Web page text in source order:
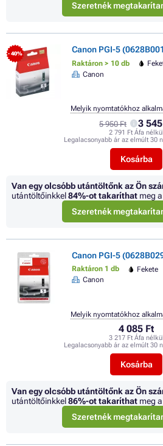
Szeretnék
- 40% Canon PGI-5
Raktáron > 10 db
Canon
5 950 Ft 3
2 791 Ft Áfa nélkül
Legalacsonyabb ár az elmúlt 30
Kosárba
Melyik nyomtatókhoz
Van egy olcsóbb utántöltőnk az Ön
utántöltőinkkel84%-ot takaríthat meg
Szeretnék
Canon PGI-5
Raktáron 1 db Fekete
Canon
4 085 Ft
3 217 Ft Áfa nélkül
Legalacsonyabb ár az elmúlt 30
Kosárba
Melyik nyomtatókhoz
Van egy olcsóbb utántöltőnk az Ön
utántöltőinkkel86%-ot takaríthat meg
Szeretnék